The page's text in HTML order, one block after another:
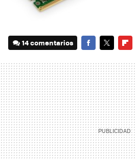
14 comentarios